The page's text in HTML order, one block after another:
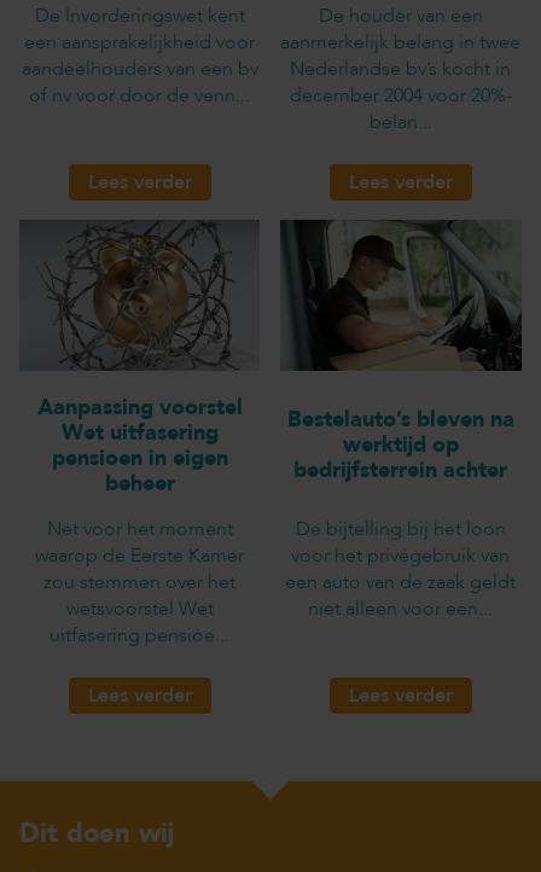
De Invorderingswet kent
een aansprakelijkheid voor
aandeelhouders van een bv
of nv voor door de venn...
Lees verder
De houder van een
aanmerkelijk belang in twee
Nederlandse bv’s kocht in
december 2004 voor 20%-
belan...
Lees verder
Aanpassing voorstel
Wet uitfasering
pensioen in eigen
beheer
Net voor het moment
waarop de Eerste Kamer
zou stemmen over het
wetsvoorstel Wet
uitfasering pensioe...
Lees verder
Bestelauto’s bleven na
werktijd op
bedrijfsterrein achter
De bijtelling bij het loon
voor het privégebruik van
een auto van de zaak geldt
niet alleen voor een...
Lees verder
Dit doen wij